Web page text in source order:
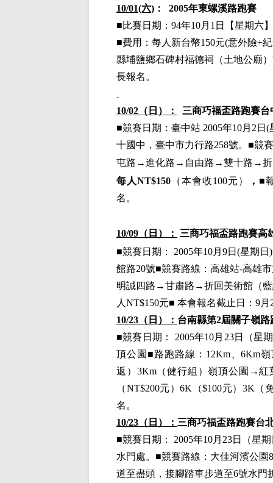
10/01(六)：
2005年東螺溪路跑賽
■比賽日期： 94年10月1日【星期六
■費用：每人新台幣150元(意外險+
縣埔鹽鄉石碑村福德祠（土地公廟
長報名。
10/02（日）： 三商巧福盃路跑賽台
■競賽日期： 臺中站 2005年10月2日(
十國中，臺中市力行路258號。 ■競
屯路→進化路→自由路→雙十路→折
每人NT$150（本會收100元） ， ■
名。
10/09（日）： 三商巧福盃路跑賽高
■競賽日期：
2005年10月9日(星期日
館路20號■競賽路線： 高雄站-高雄
明誠四路→甘肅路→折回美術館（藍
人NT$150元■ 本會報名截止日： 9月
10/23（日）： 台南縣第2屆關子嶺路
■競賽日期：
2005年10月23日（星
頂公園 ■路跑路線： 12Km、6Km
返）3Km（健行組）嶺頂公園 →紅
（NT$200元）6K（$100元）3K（
名。
10/23（日）： 三商巧福盃路跑賽台
■競賽日期：
2005年10月23日（星
水門處。 ■競賽路線： 大佳河濱公園
道至盡頭，接腳踏車步道至6號水門